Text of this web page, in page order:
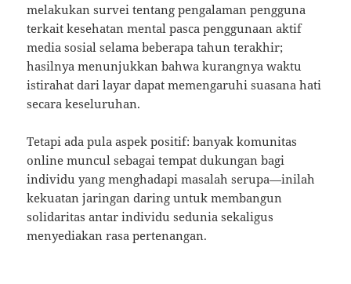
melakukan survei tentang pengalaman pengguna
terkait kesehatan mental pasca penggunaan aktif
media sosial selama beberapa tahun terakhir;
hasilnya menunjukkan bahwa kurangnya waktu
istirahat dari layar dapat memengaruhi suasana hati
secara keseluruhan.
Tetapi ada pula aspek positif: banyak komunitas
online muncul sebagai tempat dukungan bagi
individu yang menghadapi masalah serupa—inilah
kekuatan jaringan daring untuk membangun
solidaritas antar individu sedunia sekaligus
menyediakan rasa pertenangan.